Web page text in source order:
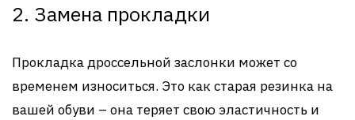
2. Замена прокладки
Прокладка дроссельной заслонки может со
временем износиться. Это как старая резинка на
вашей обуви – она теряет свою эластичность и